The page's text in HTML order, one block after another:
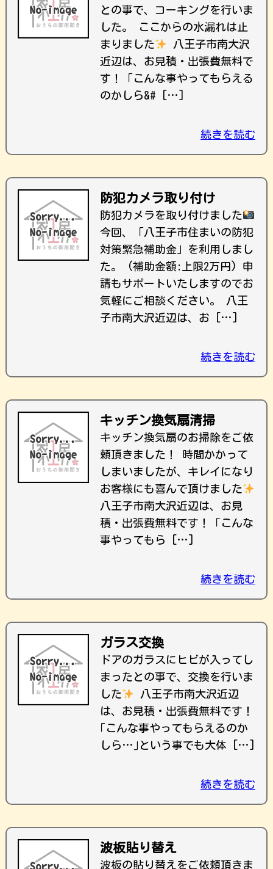
との事で、コーキングを行いま
した。 ここからの水漏れは止
まりました
八王子市南大沢
近辺は、お見積・出張費無料で
す！ ｢こんな事やってもらえる
のかしら&# […]
続きを読む
防犯カメラ取り付け
防犯カメラを取り付けました
今回、「八王子市住まいの防犯
対策緊急補助金」を利用しまし
た。 (補助金額:上限2万円) 申
請もサポートいたしますのでお
気軽にご相談ください。 八王
子市南大沢近辺は、お […]
続きを読む
キッチン換気扇清掃
キッチン換気扇のお掃除をご依
頼頂きました！ 時間かかって
しまいましたが、キレイになり
お客様にも喜んで頂けました
八王子市南大沢近辺は、お見
積・出張費無料です！ ｢こんな
事やってもら […]
続きを読む
ガラス交換
ドアのガラスにヒビが入ってし
まったとの事で、交換を行いま
した
八王子市南大沢近辺
は、お見積・出張費無料です！
｢こんな事やってもらえるのか
しら…｣という事でも大体 […]
続きを読む
波板貼り替え
波板の貼り替えをご依頼頂きま